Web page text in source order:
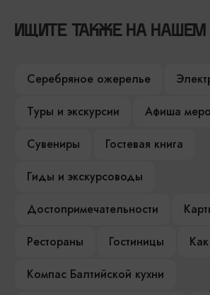
ИЩИТЕ ТАКЖЕ НА НАШЕМ
Серебряное ожерелье
Туры и экскурсии
Афиша
Сувениры
Гостевая книга
Гиды и экскурсоводы
Достопримечательности
Рестораны
Гостиницы
Компас Балтийской кухни